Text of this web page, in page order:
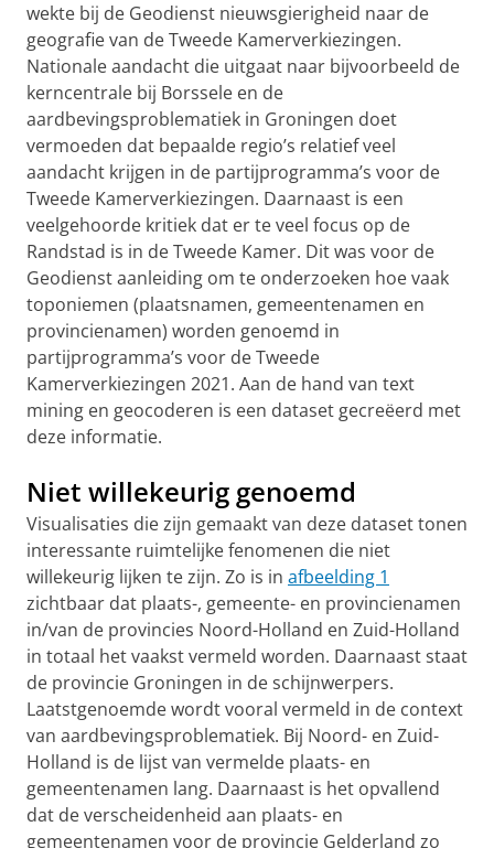
wekte bij de Geodienst nieuwsgierigheid naar de
geografie van de Tweede Kamerverkiezingen.
Nationale aandacht die uitgaat naar bijvoorbeeld de
kerncentrale bij Borssele en de
aardbevingsproblematiek in Groningen doet
vermoeden dat bepaalde regio’s relatief veel
aandacht krijgen in de partijprogramma’s voor de
Tweede Kamerverkiezingen. Daarnaast is een
veelgehoorde kritiek dat er te veel focus op de
Randstad is in de Tweede Kamer. Dit was voor de
Geodienst aanleiding om te onderzoeken hoe vaak
toponiemen (plaatsnamen, gemeentenamen en
provincienamen) worden genoemd in
partijprogramma’s voor de Tweede
Kamerverkiezingen 2021. Aan de hand van text
mining en geocoderen is een dataset gecreëerd met
deze informatie.
Niet willekeurig genoemd
Visualisaties die zijn gemaakt van deze dataset tonen
interessante ruimtelijke fenomenen die niet
willekeurig lijken te zijn. Zo is in afbeelding 1
zichtbaar dat plaats-, gemeente- en provincienamen
in/van de provincies Noord-Holland en Zuid-Holland
in totaal het vaakst vermeld worden. Daarnaast staat
de provincie Groningen in de schijnwerpers.
Laatstgenoemde wordt vooral vermeld in de context
van aardbevingsproblematiek. Bij Noord- en Zuid-
Holland is de lijst van vermelde plaats- en
gemeentenamen lang. Daarnaast is het opvallend
dat de verscheidenheid aan plaats- en
gemeentenamen voor de provincie Gelderland zo